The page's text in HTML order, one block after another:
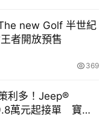
new Golf 半世紀
者開放預售
369
利多！Jeep®
萬元起接單 寶嘉